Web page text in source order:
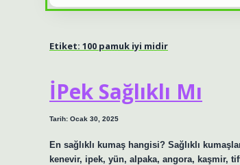
Etiket: 100 pamuk iyi midir
İPek Sağlıklı Mı
Tarih: Ocak 30, 2025
En sağlıklı kumaş hangisi? Sağlıklı
kenevir, ipek, yün, alpaka, angora, kaşmir,